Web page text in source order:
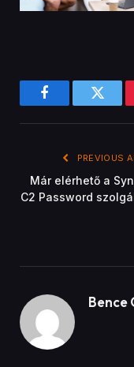
PREVIOUS
Bence
GYÁRTÓI KÖZLEMÉNYEK
A Tenda
rendelkező WiFi